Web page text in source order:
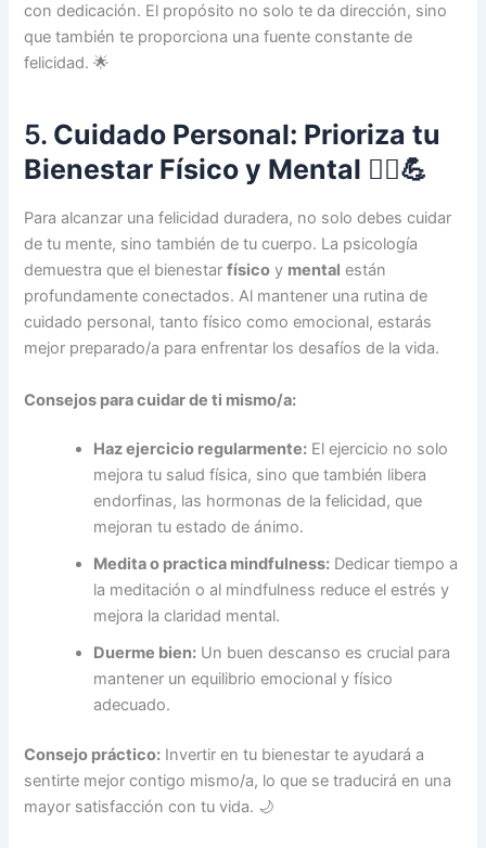
con dedicación. El propósito no solo te da dirección, sino
que también te proporciona una fuente constante de
felicidad. 🌟
5. Cuidado Personal: Prioriza tu
Bienestar Físico y Mental 💆‍♀️💪
Para alcanzar una felicidad duradera, no solo debes cuidar
de tu mente, sino también de tu cuerpo. La psicología
demuestra que el bienestarfísico y mental están
profundamente conectados. Al mantener una rutina de
cuidado personal, tanto físico como emocional, estarás
mejor preparado/a para enfrentar los desafíos de la vida.
Consejos para cuidar de ti mismo/a:
Haz ejercicio regularmente: El ejercicio no solo
mejora tu salud física, sino que también libera
endorfinas, las hormonas de la felicidad, que
mejoran tu estado de ánimo.
Medita o practica mindfulness: Dedicar tiempo a
la meditación o al mindfulness reduce el estrés y
mejora la claridad mental.
Duerme bien: Un buen descanso es crucial para
mantener un equilibrio emocional y físico
adecuado.
Consejo práctico: Invertir en tu bienestar te ayudará a
sentirte mejor contigo mismo/a, lo que se traducirá en una
mayor satisfacción con tu vida. 🌙